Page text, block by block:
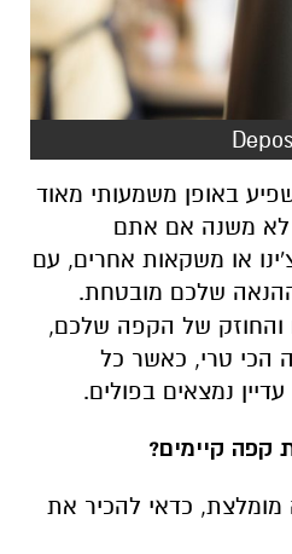
באופן משמעותי מאוד
לא משנה אם אתם
או משקאות אחרים, עם
שלכם מובטחת.
והחוזק של הקפה שלכם,
הכי טרי, כאשר כל
נמצאים בפולים.
קפה קיימים?
כדאי להכיר את